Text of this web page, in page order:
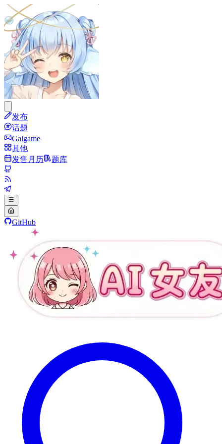
发布
话题
Galgame
其他
发售月历
题库
GitHub